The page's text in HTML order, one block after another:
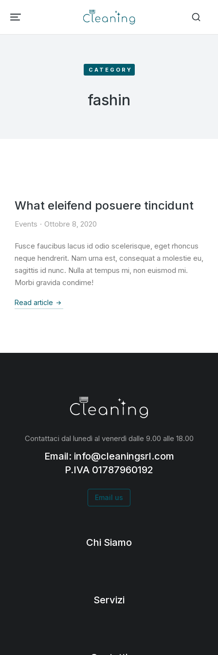
CATEGORY
fashin
What eleifend posuere tincidunt
Events Ottobre 8, 2020
Fusce faucibus lacus id odio scelerisque, eget rhoncus
neque hendrerit. Nam urna est, consequat a molestie eu,
sagittis id nunc. Nulla at tempus mi, non euismod mi.
Morbi gravida condime!
Read article
Contattaci dal lunedì al venerdì dalle 9.00 alle 18.00
Email: info@cleaningsrl.com
P.IVA 01787960192
Email us
Chi Siamo
Servizi